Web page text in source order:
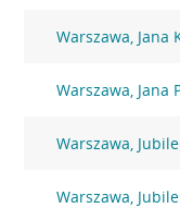
Warszawa, Jana
Warszawa, Jana
Warszawa,
Warszawa,